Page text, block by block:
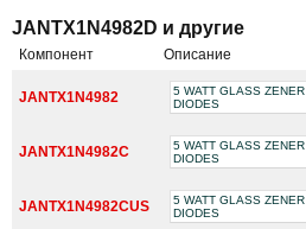
JANTX1N4982D и другие
Компонент Описание
JANTX1N4982
5 WATT GLASS ZENER
DIODES
JANTX1N4982C
5 WATT GLASS ZENER
DIODES
JANTX1N4982CUS
5 WATT GLASS ZENER
DIODES